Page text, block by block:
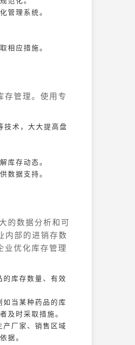
管理系统。
相应措施。
存管理。使用专
技术，大大提高盘
库存动态。
数据支持。
的数据分析和可
内部的进销存数
业优化库存管理
库存数量、有效
当某种药品的库
及时采取措施。
厂家、销售区域
据。